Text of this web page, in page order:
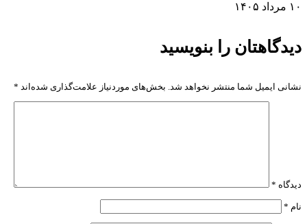
۱۰ مرداد ۱۴۰۵
دیدگاهتان را بنویسید
نشانی ایمیل شما منتشر نخواهد شد. بخش‌های موردنیاز علامت‌گذاری شده‌اند *
دیدگاه *
نام *